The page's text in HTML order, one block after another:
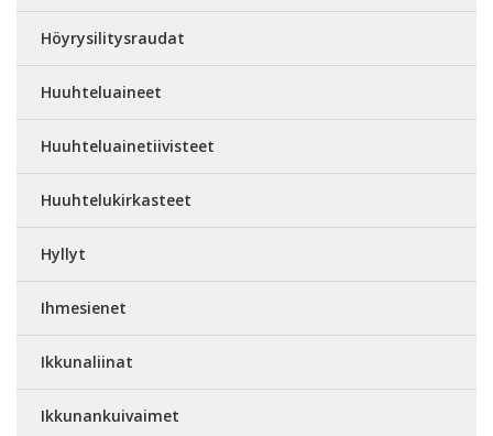
Höyrysilitysraudat
Huuhteluaineet
Huuhteluainetiivisteet
Huuhtelukirkasteet
Hyllyt
Ihmesienet
Ikkunaliinat
Ikkunankuivaimet